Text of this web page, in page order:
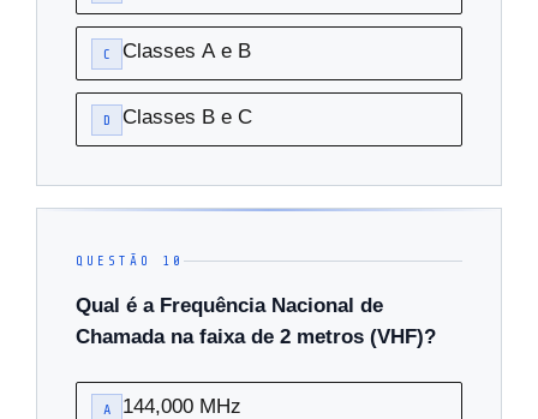
C Classes A e B
D Classes B e C
QUESTÃO 10
Qual é a Frequência Nacional de
Chamada na faixa de 2 metros (VHF)?
A 144,000 MHz